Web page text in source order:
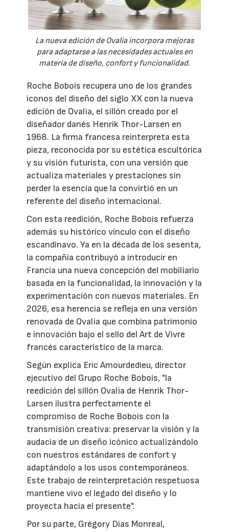
La nueva edición de Ovalia incorpora mejoras
para adaptarse a las necesidades actuales en
materia de diseño, confort y funcionalidad.
Roche Bobois recupera uno de los grandes
iconos del diseño del siglo XX con la nueva
edición de Ovalia, el sillón creado por el
diseñador danés Henrik Thor-Larsen en
1968. La firma francesa reinterpreta esta
pieza, reconocida por su estética escultórica
y su visión futurista, con una versión que
actualiza materiales y prestaciones sin
perder la esencia que la convirtió en un
referente del diseño internacional.
Con esta reedición, Roche Bobois refuerza
además su histórico vínculo con el diseño
escandinavo. Ya en la década de los sesenta,
la compañía contribuyó a introducir en
Francia una nueva concepción del mobiliario
basada en la funcionalidad, la innovación y la
experimentación con nuevos materiales. En
2026, esa herencia se refleja en una versión
renovada de Ovalia que combina patrimonio
e innovación bajo el sello del Art de Vivre
francés característico de la marca.
Según explica Eric Amourdedieu, director
ejecutivo del Grupo Roche Bobois, "la
reedición del sillón Ovalia de Henrik Thor-
Larsen ilustra perfectamente el
compromiso de Roche Bobois con la
transmisión creativa: preservar la visión y la
audacia de un diseño icónico actualizándolo
con nuestros estándares de confort y
adaptándolo a los usos contemporáneos.
Este trabajo de reinterpretación respetuosa
mantiene vivo el legado del diseño y lo
proyecta hacia el presente".
Por su parte, Grégory Dias Monreal,